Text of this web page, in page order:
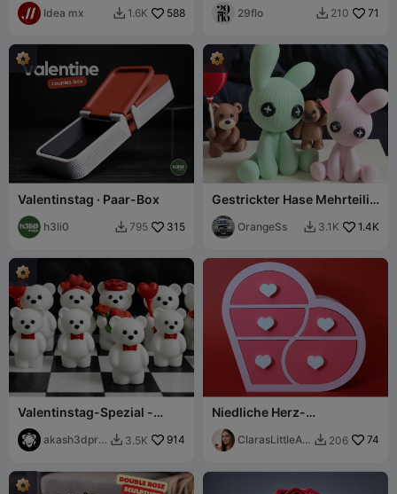
erforderlich)
Idea mx  1.6K 588 29flo  210 71
Valentinstag · Paar-Box
h3li0  795 315
Gestrickter Hase Mehrteilig
[Kein CFS]
OrangeSs  3.1K 1.4K
Valentinstag-Spezial -
Teddybär-Schach
akash3dprin  3.5K 914
Niedliche Herz-
Schmuckbox
ClarasLittleArt  206 74